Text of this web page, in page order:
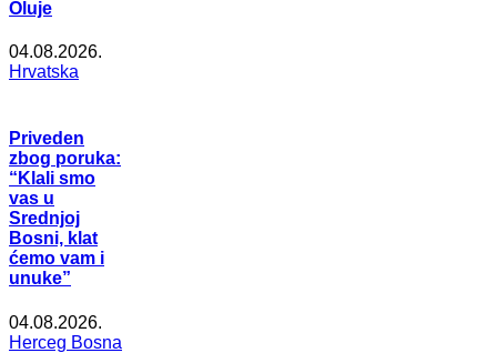
Oluje
04.08.2026.
Hrvatska
Priveden
zbog poruka:
“Klali smo
vas u
Srednjoj
Bosni, klat
ćemo vam i
unuke”
04.08.2026.
Herceg Bosna